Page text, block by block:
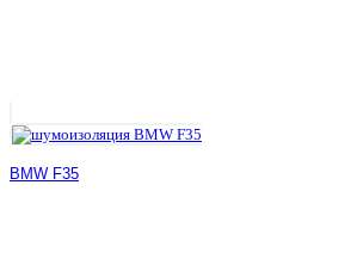
BMW F35